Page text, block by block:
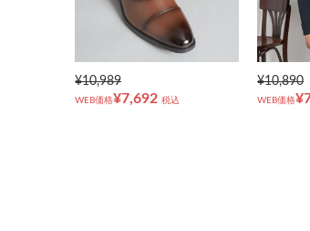
¥10,989
WEB価格¥7,692 税込
¥10,890
WEB価格